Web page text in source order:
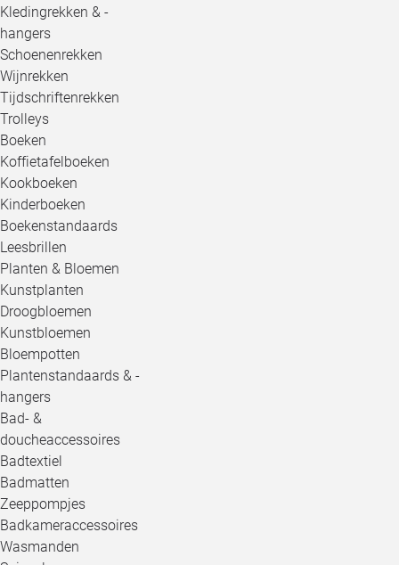
Kledingrekken & -
hangers
Schoenenrekken
Wijnrekken
Tijdschriftenrekken
Trolleys
Boeken
Koffietafelboeken
Kookboeken
Kinderboeken
Boekenstandaards
Leesbrillen
Planten & Bloemen
Kunstplanten
Droogbloemen
Kunstbloemen
Bloempotten
Plantenstandaards & -
hangers
Bad- &
doucheaccessoires
Badtextiel
Badmatten
Zeeppompjes
Badkameraccessoires
Wasmanden